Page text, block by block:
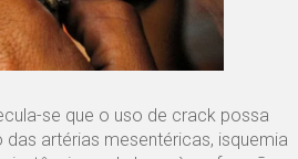
se que o uso de crack possa
artérias mesentéricas, isquemia